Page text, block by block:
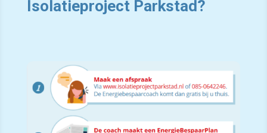
Isolatieproject Parkstad?